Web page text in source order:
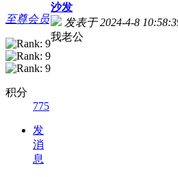
至尊会员
积分
775
发
消
息
沙发
发表于 2024-4-8
我老公